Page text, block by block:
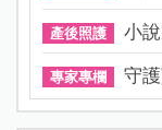
產後照護 小
專家專欄 守